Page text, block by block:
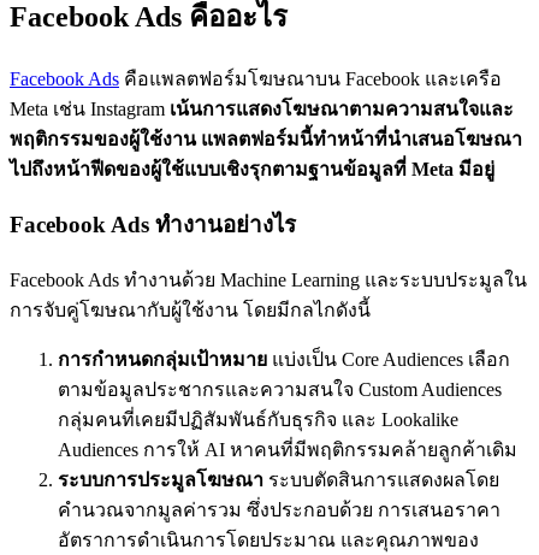
Facebook Ads คืออะไร
Facebook Ads คือแพลตฟอร์มโฆษณาบน Facebook และเครือ
Meta เช่น Instagram เน้นการแสดงโฆษณาตามความสนใจและ
พฤติกรรมของผู้ใช้งาน แพลตฟอร์มนี้ทำหน้าที่นำเสนอโฆษณา
ไปถึงหน้าฟีดของผู้ใช้แบบเชิงรุกตามฐานข้อมูลที่ Meta มีอยู่
Facebook Ads ทำงานอย่างไร
Facebook Ads ทำงานด้วย Machine Learning และระบบประมูลใน
การจับคู่โฆษณากับผู้ใช้งาน โดยมีกลไกดังนี้
การกำหนดกลุ่มเป้าหมาย แบ่งเป็น Core Audiences เลือก
ตามข้อมูลประชากรและความสนใจ Custom Audiences
กลุ่มคนที่เคยมีปฏิสัมพันธ์กับธุรกิจ และ Lookalike
Audiences การให้ AI หาคนที่มีพฤติกรรมคล้ายลูกค้าเดิม
ระบบการประมูลโฆษณา ระบบตัดสินการแสดงผลโดย
คำนวณจากมูลค่ารวม ซึ่งประกอบด้วย การเสนอราคา
อัตราการดำเนินการโดยประมาณ และคุณภาพของ